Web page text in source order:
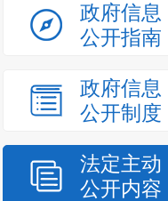
政府信息
公开指南
政府信息
公开制度
法定主动
公开内容